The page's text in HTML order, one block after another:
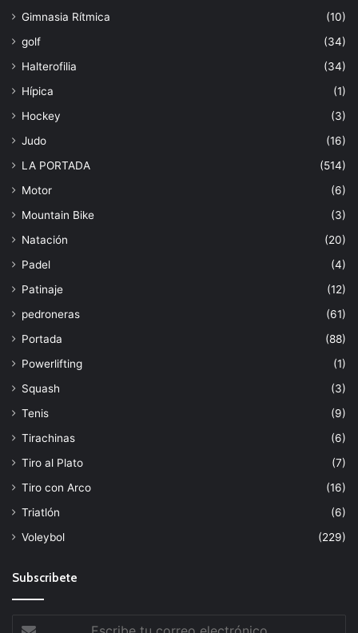
Gimnasia Rítmica
(10)
golf
(34)
Halterofilia
(34)
Hípica
(1)
Hockey
(3)
Judo
(16)
LA PORTADA
(514)
Motor
(6)
Mountain Bike
(3)
Natación
(20)
Padel
(4)
Patinaje
(12)
pedroneras
(61)
Portada
(88)
Powerlifting
(1)
Squash
(3)
Tenis
(9)
Tirachinas
(6)
Tiro al Plato
(7)
Tiro con Arco
(16)
Triatlón
(6)
Voleybol
(229)
Subscribete
Escribe